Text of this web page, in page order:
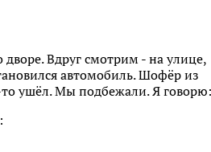
Вдруг смотрим - на улице,
автомобиль. Шофёр из
ушёл. Мы подбежали. Я говорю: